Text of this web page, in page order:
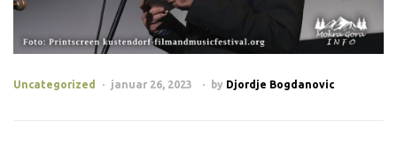
Uncategorized januar 26, 2023 by Djordje Bogdanovic